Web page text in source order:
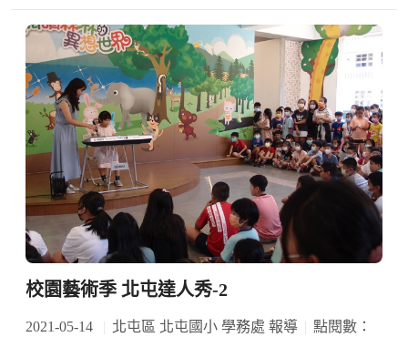
校園藝術季 北屯達人秀-2
2021-05-14 北屯區 北屯國小 學務處 報導
點閱數：